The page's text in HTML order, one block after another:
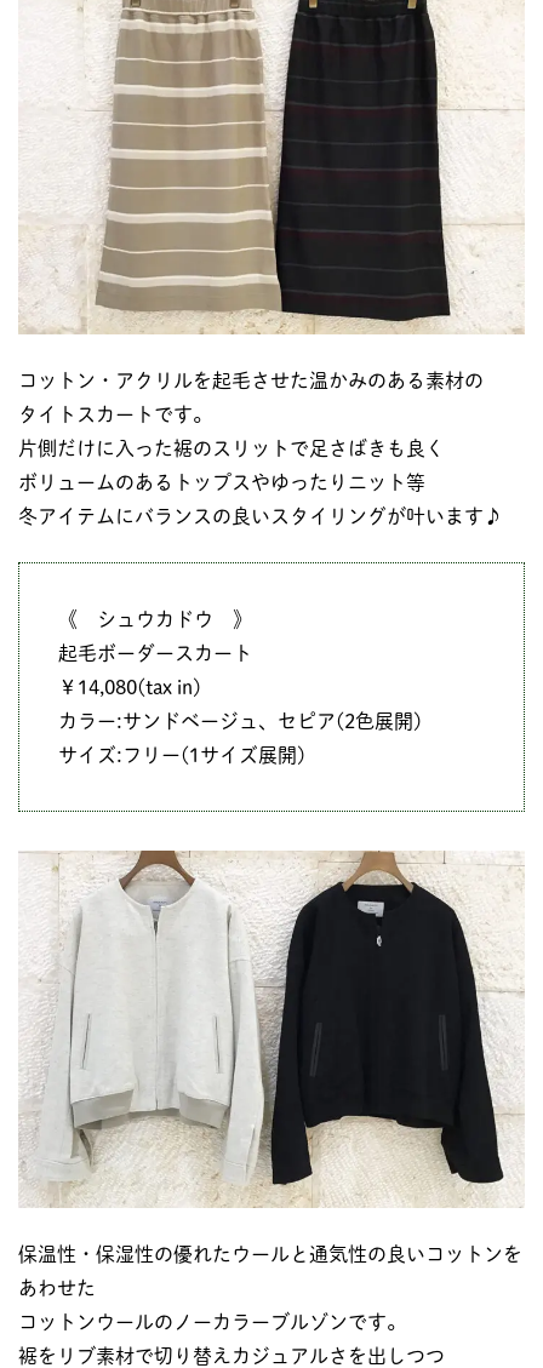
コットン・アクリルを起毛させた温かみのある素材の
タイトスカートです。
片側だけに入った裾のスリットで足さばきも良く
ボリュームのあるトップスやゆったりニット等
冬アイテムにバランスの良いスタイリングが叶います♪
《 シュウカドウ 》
起毛ボーダースカート
￥14,080(tax in)
カラー:サンドベージュ、セピア(2色展開)
サイズ:フリー(1サイズ展開)
保温性・保湿性の優れたウールと通気性の良いコットンを
あわせた
コットンウールのノーカラーブルゾンです。
裾をリブ素材で切り替えカジュアルさを出しつつ